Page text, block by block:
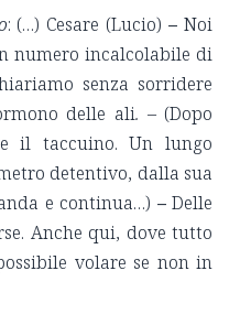
: (…) Cesare (Lucio)–Noi
numero incalcolabile di
senza sorridere
delle ali. – (Dopo
il taccuino. Un lungo
detentivo, dalla sua
e continua…) –Delle
Anche qui, dove tutto
volare se non in